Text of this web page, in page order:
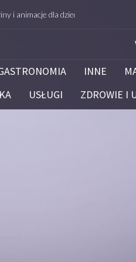
dla dzieci – Białystok –
INNE
USŁUGI ZDROWIE I